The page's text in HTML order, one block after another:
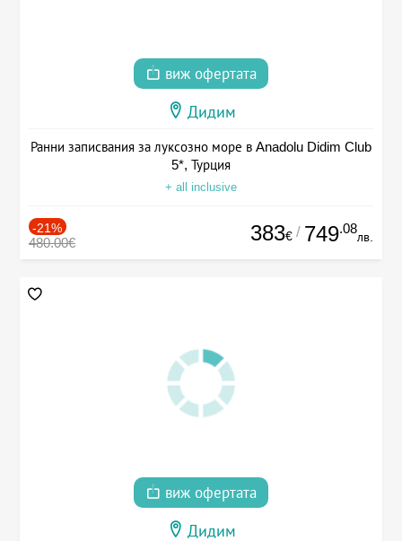
виж офертата
Дидим
Ранни записвания за луксозно море в Anadolu Didim Club
5*, Турция
+ all inclusive
-21%
480.00€ 383€ / 749.08
лв.
виж офертата
Дидим